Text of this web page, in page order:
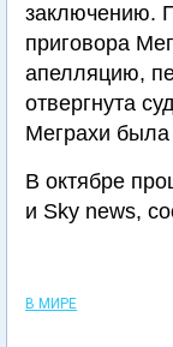
заключению.
приговора
апелляцию,
отвергнута
Меграхи была
В октябре
и Sky news,
В МИРЕ